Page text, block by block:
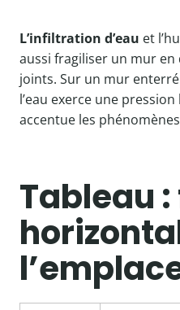
L’infiltration d’eau et
aussi fragiliser un mur
joints. Sur un mur
l’eau exerce une
accentue les
Tableau